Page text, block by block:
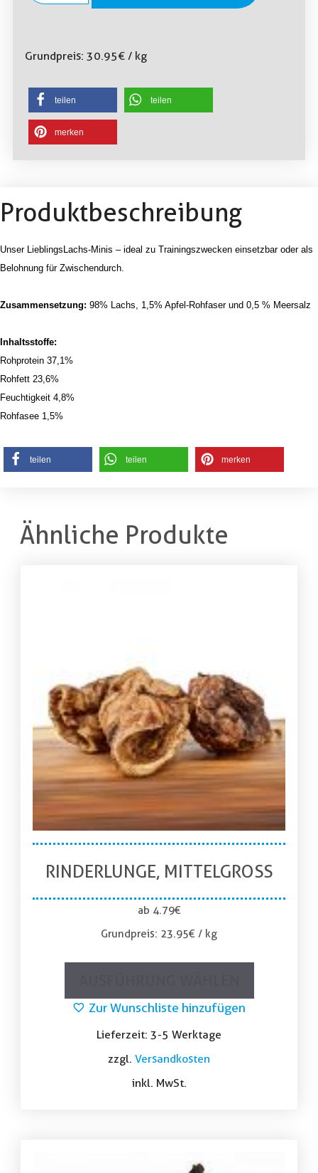
Grundpreis:30.95€ / kg
teilen teilen
merken
Produktbeschreibung
Unser LieblingsLachs-Minis – ideal zu Trainingszwecken einsetzbar oder als
Belohnung für Zwischendurch.
Zusammensetzung: 98% Lachs, 1,5% Apfel-Rohfaser und 0,5 % Meersalz
Inhaltsstoffe:
Rohprotein 37,1%
Rohfett 23,6%
Feuchtigkeit 4,8%
Rohfasee 1,5%
teilen teilen merken
Ähnliche Produkte
RINDERLUNGE, MITTELGROSS
ab 4.79€
Grundpreis: 23.95€ / kg
Zur Wunschliste hinzufügen
Lieferzeit: 3-5 Werktage
zzgl. Versandkosten
inkl. MwSt.